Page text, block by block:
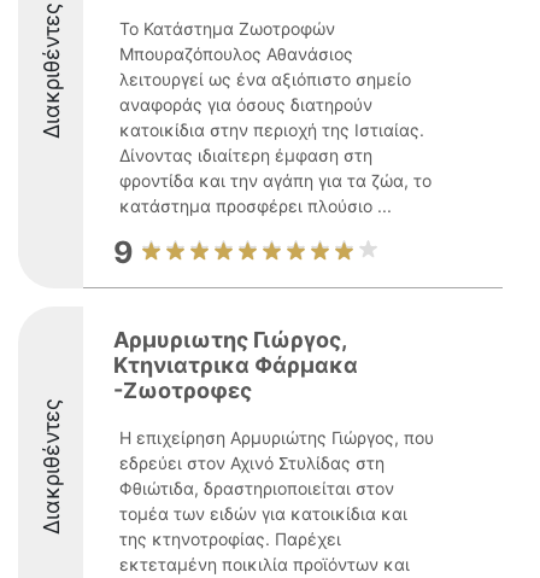
Διακριθέντες
Το Κατάστημα Ζωοτροφών
Μπουραζόπουλος Αθανάσιος
λειτουργεί ως ένα αξιόπιστο σημείο
αναφοράς για όσους διατηρούν
κατοικίδια στην περιοχή της Ιστιαίας.
Δίνοντας ιδιαίτερη έμφαση στη
φροντίδα και την αγάπη για τα ζώα, το
κατάστημα προσφέρει πλούσιο ...
9
Διακριθέντες
Αρμυριωτης Γιώργος,
Κτηνιατρικα Φάρμακα
-Ζωοτροφες
Η επιχείρηση Αρμυριώτης Γιώργος, που
εδρεύει στον Αχινό Στυλίδας στη
Φθιώτιδα, δραστηριοποιείται στον
τομέα των ειδών για κατοικίδια και
της κτηνοτροφίας. Παρέχει
εκτεταμένη ποικιλία προϊόντων και